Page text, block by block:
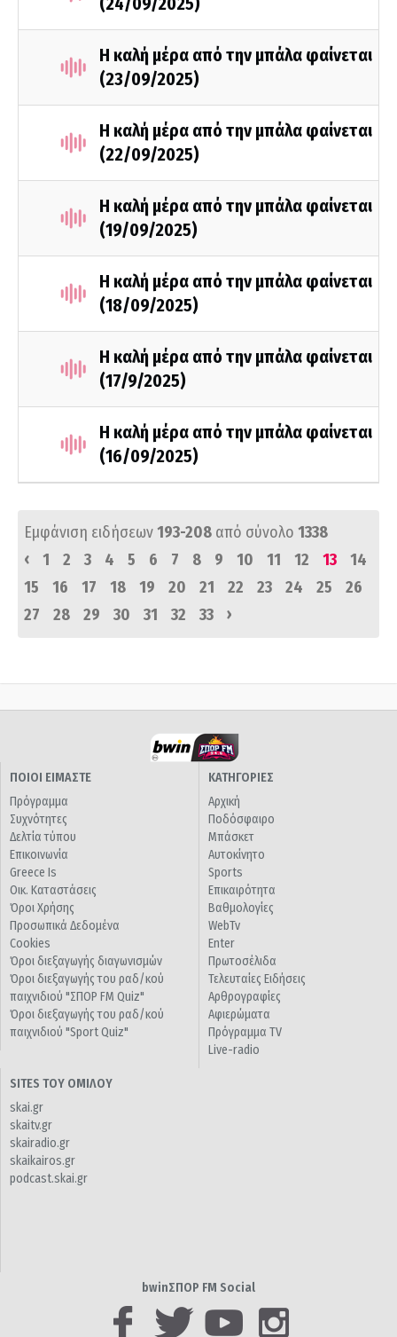
(24/09/2025)
Η καλή μέρα από την μπάλα φαίνεται
(23/09/2025)
Η καλή μέρα από την μπάλα φαίνεται
(22/09/2025)
Η καλή μέρα από την μπάλα φαίνεται
(19/09/2025)
Η καλή μέρα από την μπάλα φαίνεται
(18/09/2025)
Η καλή μέρα από την μπάλα φαίνεται
(17/9/2025)
Η καλή μέρα από την μπάλα φαίνεται
(16/09/2025)
Εμφάνιση ειδήσεων193-208 από σύνολο 1338
‹
1 2 3 4 5 6 7 8 9 10 11 12 13
14
15
16 17 18 19 20 21 22 23 24 25
26
27
28 29 30 31 32 33 ›
ΠΟΙΟΙ ΕΙΜΑΣΤΕ
Πρόγραμμα
Συχνότητες
Δελτία τύπου
Επικοινωνία
Greece Is
Οικ. Καταστάσεις
Όροι Χρήσης
Προσωπικά Δεδομένα
Cookies
Όροι διεξαγωγής διαγωνισμών
Όροι διεξαγωγής του ραδ/κού
παιχνιδιού "ΣΠΟΡ FM Quiz"
Όροι διεξαγωγής του ραδ/κού
παιχνιδιού "Sport Quiz"
ΚΑΤΗΓΟΡΙΕΣ
Αρχική
Ποδόσφαιρο
Μπάσκετ
Αυτοκίνητο
Sports
Επικαιρότητα
Βαθμολογίες
WebTv
Enter
Πρωτοσέλιδα
Τελευταίες Ειδήσεις
Αρθρογραφίες
Αφιερώματα
Πρόγραμμα TV
Live-radio
SITES ΤΟΥ ΟΜΙΛΟΥ
skai.gr
skaitv.gr
skairadio.gr
skaikairos.gr
podcast.skai.gr
bwinΣΠΟΡ FM Social